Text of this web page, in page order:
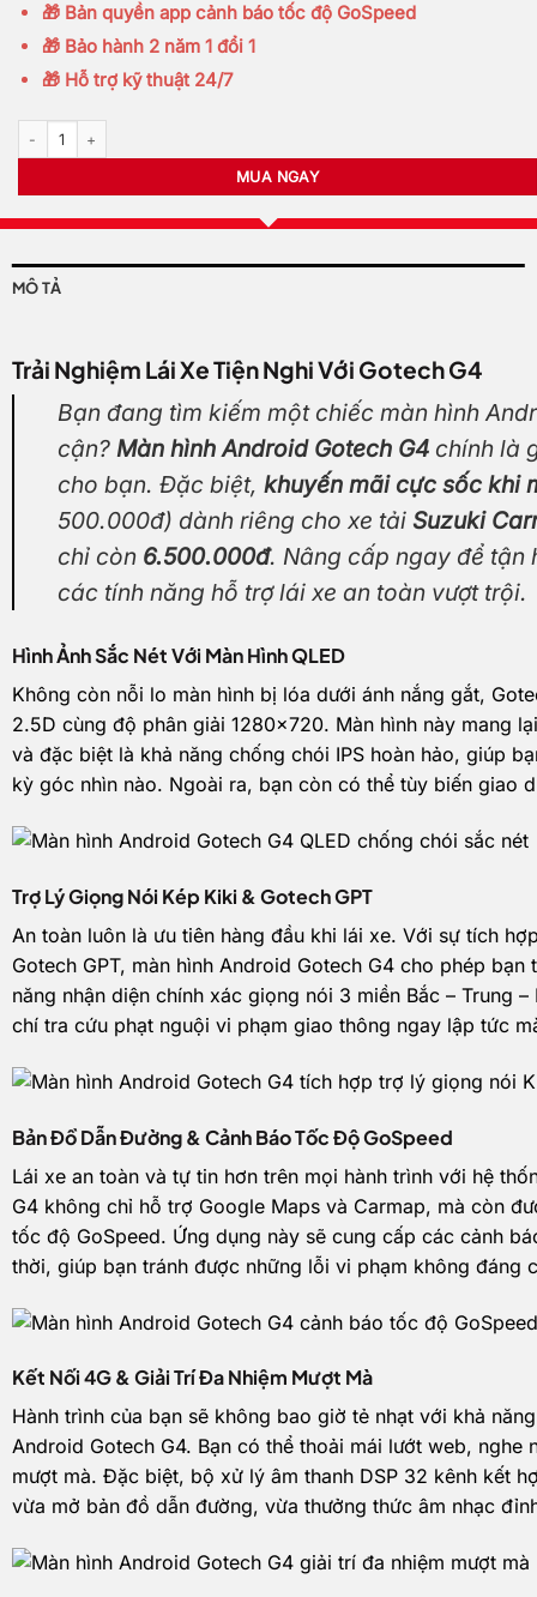
🎁 Bản quyền app cảnh báo tốc độ GoSpeed
🎁 Bảo hành 2 năm 1 đổi 1
🎁 Hỗ trợ kỹ thuật 24/7
Màn hình Android Gotech G4 | Carry Pro | Eeco Van số lượng
MUA NGAY
MÔ TẢ
Trải Nghiệm Lái Xe Tiện Nghi Với Gotech G4
Bạn đang tìm kiếm một chiếc màn hình
cận? Màn hình Android Gotech G4chính là
cho bạn. Đặc biệt, khuyến mãi cực sốc khi
500.000đ) dành riêng cho xe tải Suzuki
chỉ còn 6.500.000đ. Nâng cấp ngay để tận
các tính năng hỗ trợ lái xe an toàn vượt trội.
Hình Ảnh Sắc Nét Với Màn Hình QLED
Không còn nỗi lo màn hình bị lóa dưới ánh nắng gắt,
2.5D cùng độ phân giải 1280×720. Màn hình này mang
và đặc biệt là khả năng chống chói IPS hoàn hảo, giúp
kỳ góc nhìn nào. Ngoài ra, bạn còn có thể tùy biến giao
Trợ Lý Giọng Nói Kép Kiki & Gotech GPT
An toàn luôn là ưu tiên hàng đầu khi lái xe. Với sự tích
Gotech GPT, màn hình Android Gotech G4 cho phép
năng nhận diện chính xác giọng nói 3 miền Bắc – Trung
chí tra cứu phạt nguội vi phạm giao thông ngay lập tức
Bản Đồ Dẫn Đường & Cảnh Báo Tốc Độ GoSpeed
Lái xe an toàn và tự tin hơn trên mọi hành trình với hệ
G4 không chỉ hỗ trợ Google Maps và Carmap, mà còn
tốc độ GoSpeed. Ứng dụng này sẽ cung cấp các cảnh
thời, giúp bạn tránh được những lỗi vi phạm không đáng
Kết Nối 4G & Giải Trí Đa Nhiệm Mượt Mà
Hành trình của bạn sẽ không bao giờ tẻ nhạt với khả
Android Gotech G4. Bạn có thể thoải mái lướt web, nghe
mượt mà. Đặc biệt, bộ xử lý âm thanh DSP 32 kênh kết
vừa mở bản đồ dẫn đường, vừa thưởng thức âm nhạc